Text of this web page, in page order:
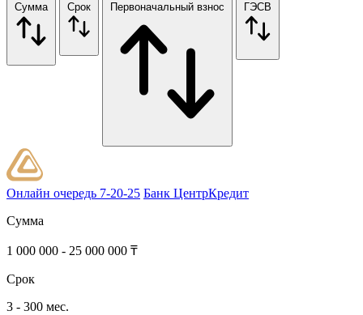
Сумма Срок Первоначальный взнос ГЭСВ
Онлайн очередь 7-20-25 Банк ЦентрКредит
Сумма
1 000 000 - 25 000 000 ₸
Срок
3 - 300 мес.